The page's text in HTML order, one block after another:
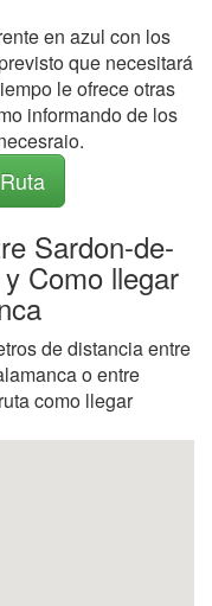
en azul con los
que necesitará
le ofrece otras
informando de los
Sardon-de-
Como llegar
de distancia entre
o entre
como llegar